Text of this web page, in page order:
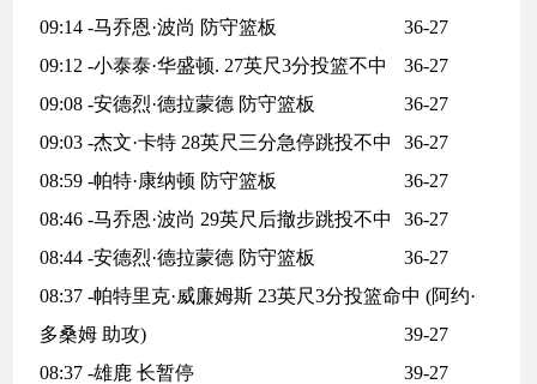
09:14 -马乔恩·波尚 防守篮板
36-27
09:12 -小泰泰·华盛顿. 27英尺3分投篮不中
36-27
09:08 -安德烈·德拉蒙德 防守篮板
36-27
09:03 -杰文·卡特 28英尺三分急停跳投不中
36-27
08:59 -帕特·康纳顿 防守篮板
36-27
08:46 -马乔恩·波尚 29英尺后撤步跳投不中
36-27
08:44 -安德烈·德拉蒙德 防守篮板
36-27
08:37 -帕特里克·威廉姆斯 23英尺3分投篮命中 (阿约·
多桑姆 助攻)
39-27
08:37 -雄鹿 长暂停
39-27